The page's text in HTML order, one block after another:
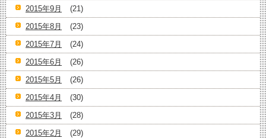
2015年9月
(21)
2015年8月
(23)
2015年7月
(24)
2015年6月
(26)
2015年5月
(26)
2015年4月
(30)
2015年3月
(28)
2015年2月
(29)